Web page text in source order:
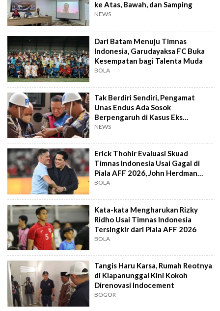
ke Atas, Bawah, dan Samping
NEWS
Dari Batam Menuju Timnas
Indonesia, Garudayaksa FC Buka
Kesempatan bagi Talenta Muda
BOLA
Tak Berdiri Sendiri, Pengamat
Unas Endus Ada Sosok
Berpengaruh di Kasus Eks
Jampidsus
NEWS
Erick Thohir Evaluasi Skuad
Timnas Indonesia Usai Gagal di
Piala AFF 2026, John Herdman
Out?
BOLA
Kata-kata Mengharukan Rizky
Ridho Usai Timnas Indonesia
Tersingkir dari Piala AFF 2026
BOLA
Tangis Haru Karsa, Rumah Reotnya
di Klapanunggal Kini Kokoh
Direnovasi Indocement
BOGOR